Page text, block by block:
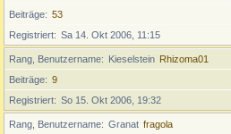
Beiträge
53
Registriert
Sa 14. Okt 2006, 11:15
Rang, Benutzername Kieselstein Rhizoma01
Beiträge
9
Registriert
So 15. Okt 2006, 19:32
Rang, Benutzername Granat fragola